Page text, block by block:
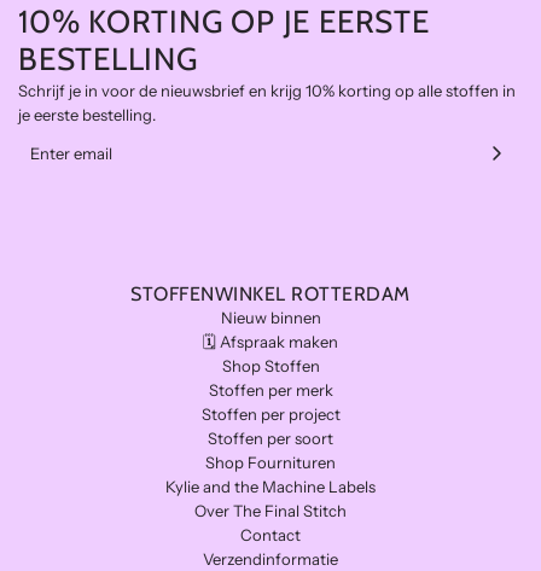
10% KORTING OP JE EERSTE
BESTELLING
Schrijf je in voor de nieuwsbrief en krijg 10% korting op alle stoffen in
je eerste bestelling.
STOFFENWINKEL ROTTERDAM
Nieuw binnen
🗓️ Afspraak maken
Shop Stoffen
Stoffen per merk
Stoffen per project
Stoffen per soort
Shop Fournituren
Kylie and the Machine Labels
Over The Final Stitch
Contact
Verzendinformatie